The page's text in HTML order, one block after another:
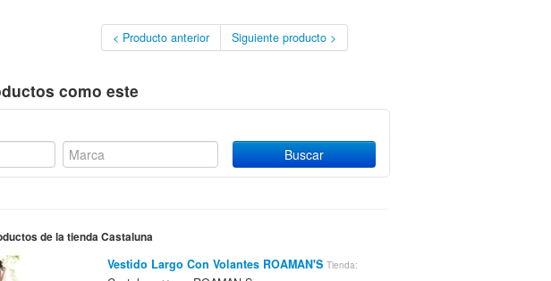
< Producto anterior Siguiente producto >
como este
de la tienda Castaluna
Vestido Largo Con Volantes ROAMAN'S Tienda: